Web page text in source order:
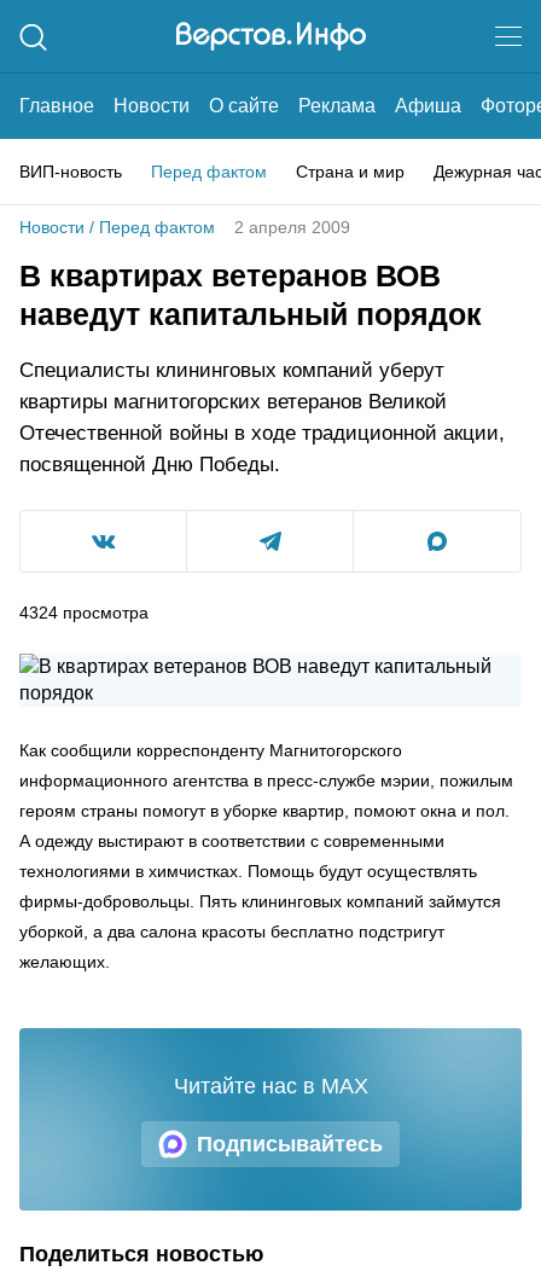
Главное Новости О сайте Реклама Афиша
ВИП-новость Перед фактом Страна и мир Дежурная
Новости / Перед фактом 2 апреля 2009
В квартирах ветеранов ВОВ
наведут капитальный порядок
Специалисты клининговых компаний уберут
квартиры магнитогорских ветеранов Великой
Отечественной войны в ходе традиционной акции,
посвященной Дню Победы.
4324 просмотра
Как сообщили корреспонденту Магнитогорского
информационного агентства в пресс-службе мэрии, пожилым
героям страны помогут в уборке квартир, помоют окна и пол.
А одежду выстирают в соответствии с современными
технологиями в химчистках. Помощь будут осуществлять
фирмы-добровольцы. Пять клининговых компаний займутся
уборкой, а два салона красоты бесплатно подстригут
желающих.
Подписывайтесь
Читайте нас в MAX
Поделиться новостью